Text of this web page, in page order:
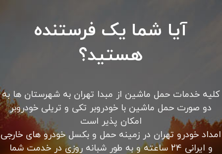
امداد خودرو تهران شبانه روزی
امداد خودرو سیار با تعمیر و تعویض باتری، تسمه، دینام،
پمپ بنزین و لنت ترمز در محل امداد خودرو شبانه روزی
تهران با کادری مجرب در ۲۴ ساعت شبانه روز بدون تعطیلی